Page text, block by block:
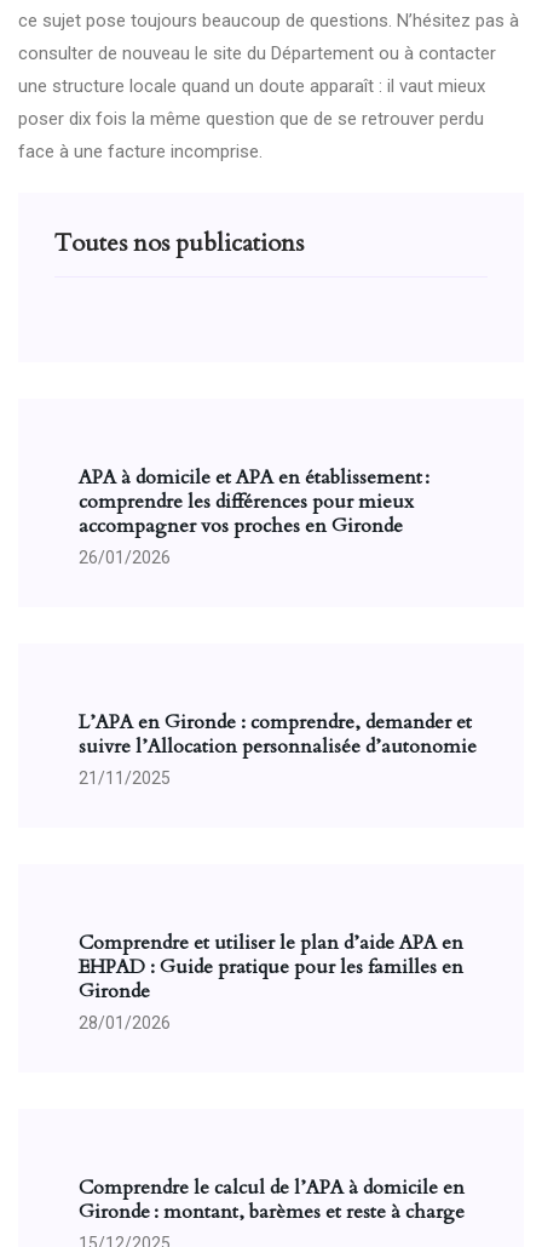
ce sujet pose toujours beaucoup de questions. N’hésitez pas à
consulter de nouveau le site du Département ou à contacter
une structure locale quand un doute apparaît : il vaut mieux
poser dix fois la même question que de se retrouver perdu
face à une facture incomprise.
Toutes nos publications
APA à domicile et APA en établissement :
comprendre les différences pour mieux
accompagner vos proches en Gironde
26/01/2026
L’APA en Gironde : comprendre, demander et
suivre l’Allocation personnalisée d’autonomie
21/11/2025
Comprendre et utiliser le plan d’aide APA en
EHPAD : Guide pratique pour les familles en
Gironde
28/01/2026
Comprendre le calcul de l’APA à domicile en
Gironde : montant, barèmes et reste à charge